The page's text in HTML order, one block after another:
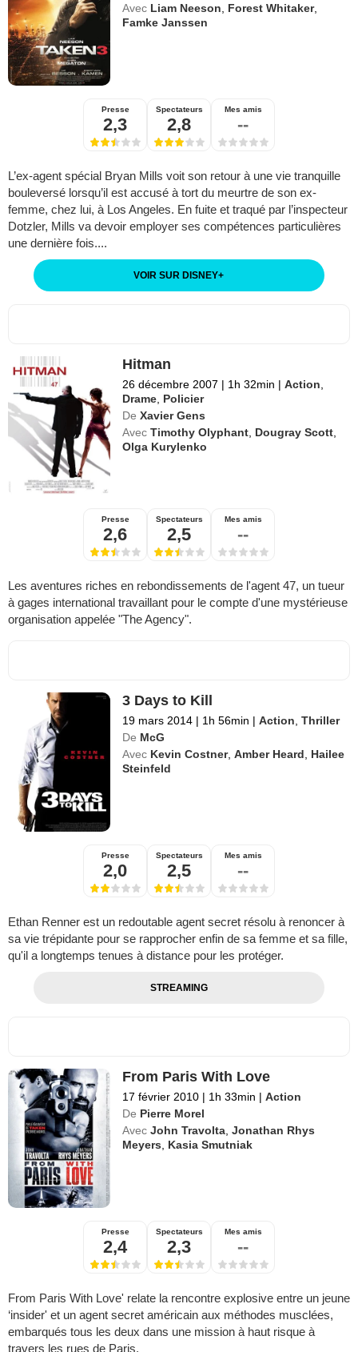
Avec Liam Neeson Forest Whitaker,
Famke Janssen
Presse
2,3
Spectateurs
2,8
Mes amis
--
L’ex-agent spécial Bryan Mills voit son retour à une vie tranquille
bouleversé lorsqu’il est accusé à tort du meurtre de son ex-
femme, chez lui, à Los Angeles. En fuite et traqué par l’inspecteur
Dotzler, Mills va devoir employer ses compétences particulières
une dernière fois....
VOIR SUR DISNEY+
Hitman
26 décembre 2007 | 1h 32min | Action
Drame Policier
De Xavier Gens
Avec Timothy Olyphant Dougray Scott
Olga Kurylenko
Presse
2,6
Spectateurs
2,5
Mes amis
--
Les aventures riches en rebondissements de l'agent 47, un tueur
à gages international travaillant pour le compte d'une mystérieuse
organisation appelée "The Agency".
3 Days to Kill
19 mars 2014 | 1h 56min | Action ,Thriller
De McG
Avec Kevin Costner,Amber Heard
Hailee
Steinfeld
Presse
2,0
Spectateurs
2,5
Mes amis
--
Ethan Renner est un redoutable agent secret résolu à renoncer à
sa vie trépidante pour se rapprocher enfin de sa femme et sa fille,
qu'il a longtemps tenues à distance pour les protéger.
STREAMING
From Paris With Love
17 février 2010 | 1h 33min | Action
De Pierre Morel
Avec John Travolta ,Jonathan Rhys
Meyers
Kasia Smutniak
Presse
2,4
Spectateurs
2,3
Mes amis
--
From Paris With Love' relate la rencontre explosive entre un jeune
‘insider' et un agent secret américain aux méthodes musclées,
embarqués tous les deux dans une mission à haut risque à
travers les rues de Paris.